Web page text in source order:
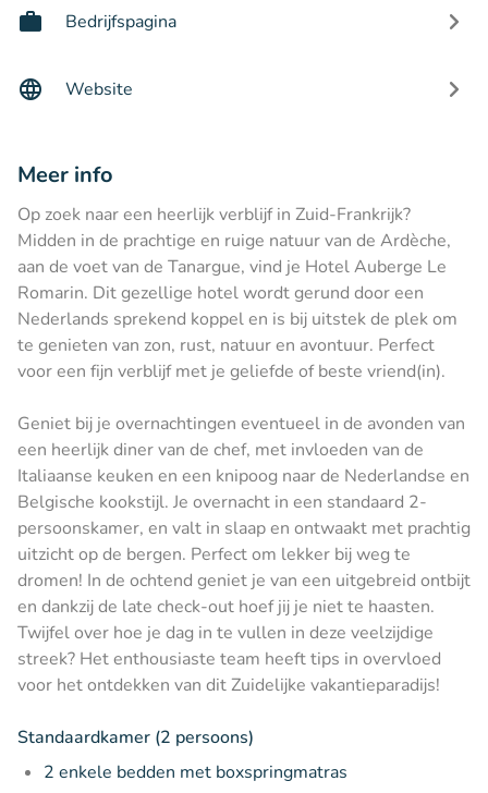
Bedrijfspagina
Website
Meer info
Op zoek naar een heerlijk verblijf in Zuid-Frankrijk?
Midden in de prachtige en ruige natuur van de Ardèche,
aan de voet van de Tanargue, vind je Hotel Auberge Le
Romarin. Dit gezellige hotel wordt gerund door een
Nederlands sprekend koppel en is bij uitstek de plek om
te genieten van zon, rust, natuur en avontuur. Perfect
voor een fijn verblijf met je geliefde of beste vriend(in).
Geniet bij je overnachtingen eventueel in de avonden van
een heerlijk diner van de chef, met invloeden van de
Italiaanse keuken en een knipoog naar de Nederlandse en
Belgische kookstijl. Je overnacht in een standaard 2-
persoonskamer, en valt in slaap en ontwaakt met prachtig
uitzicht op de bergen. Perfect om lekker bij weg te
dromen! In de ochtend geniet je van een uitgebreid ontbijt
en dankzij de late check-out hoef jij je niet te haasten.
Twijfel over hoe je dag in te vullen in deze veelzijdige
streek? Het enthousiaste team heeft tips in overvloed
voor het ontdekken van dit Zuidelijke vakantieparadijs!
Standaardkamer (2 persoons)
2 enkele bedden met boxspringmatras